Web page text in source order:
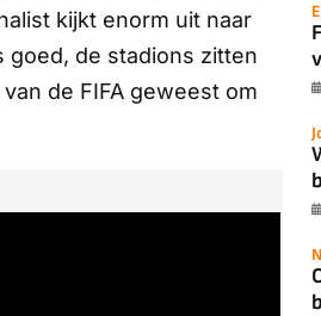
kijkt enorm uit naar
goed, de stadions zitten
de FIFA geweest om